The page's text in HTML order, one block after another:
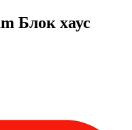
Блок хаус